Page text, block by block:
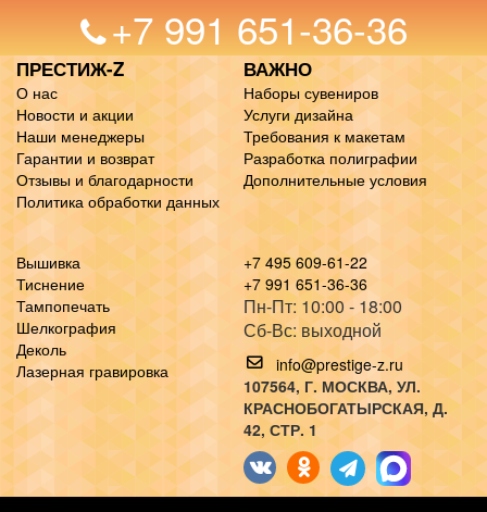
+7 991 651-36-36
ПРЕСТИЖ-Z
О нас
Новости и акции
Наши менеджеры
Гарантии и возврат
Отзывы и благодарности
Политика обработки данных
ВАЖНО
Наборы сувениров
Услуги дизайна
Требования к макетам
Разработка полиграфии
Дополнительные условия
Вышивка
Тиснение
Тампопечать
Шелкография
Деколь
Лазерная гравировка
+7 495 609-61-22
+7 991 651-36-36
Пн-Пт: 10:00 - 18:00
Сб-Вс: выходной
info@prestige-z.ru
107564, Г. МОСКВА, УЛ.
КРАСНОБОГАТЫРСКАЯ, Д.
42, СТР. 1